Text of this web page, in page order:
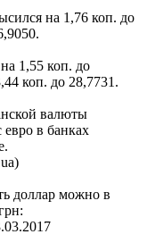
на 1,76 коп. до
1,55 коп. до
коп. до 28,7731.
валюты
в банках
доллар можно в